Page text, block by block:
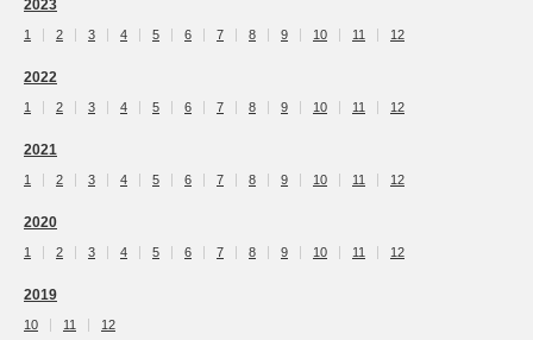
2023
1 2 3 4 5 6 7 8 9 10 11 12
2022
1 2 3 4 5 6 7 8 9 10 11 12
2021
1 2 3 4 5 6 7 8 9 10 11 12
2020
1 2 3 4 5 6 7 8 9 10 11 12
2019
10 11 12